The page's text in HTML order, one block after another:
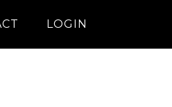
LOGIN